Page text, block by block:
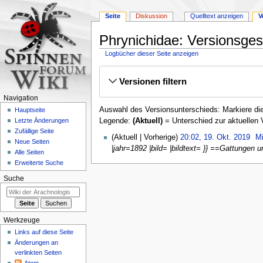
Phrynichidae:
Logbücher dieser Seite anzeigen
Navigation
SucheVersionen filtern
Auswahl des Versionsunterschieds: Markiere
Legende: (Aktuell)= Unterschied zur aktuellen
19.
Oktober
Aktuell Vorherige 20:02, 19. Okt. 2019‎
|jahr=1892 |bild= |bildtext= }} ==Gattungen
Seite Diskussion Quelltext anzeigen
Navigation
Hauptseite
Letzte Änderungen
Zufällige Seite
Neue Seiten
Alle Seiten
Erweiterte Suche
Suche
Werkzeuge
Links auf diese Seite
Änderungen an
verlinkten Seiten